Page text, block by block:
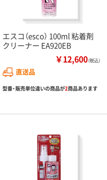
エスコ（esco） 100ml 粘着剤
クリーナー EA920EB
￥12,600（税込）
直送品
型番・販売単位違いの商品が2商品あります